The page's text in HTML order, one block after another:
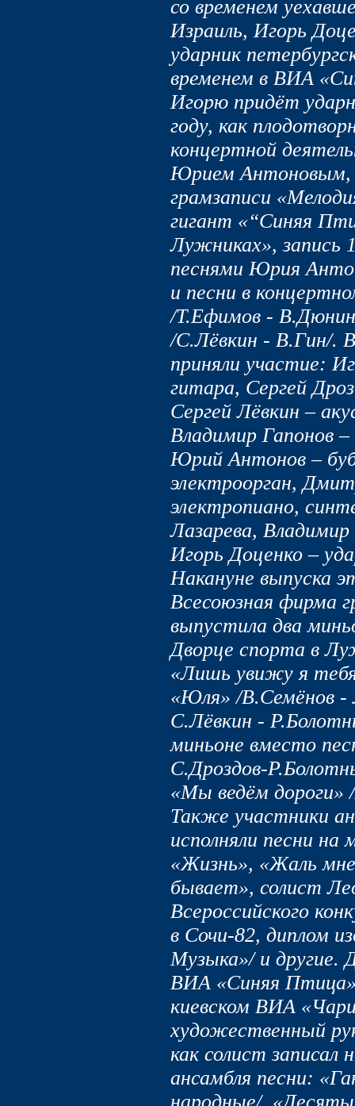
со временем
Израиль, Игорь
ударник
временем в ВИА
Игорю придёт
году, как
концертной
Юрием Антоновым,
грамзаписи
гигант «“Синяя
Лужниках», запись
песнями Юрия
и песни в
/Т.Ефимов -
/С.Лёвкин - В.Гин/.
приняли участие:
гитара, Сергей
Сергей Лёвкин –
Владимир Гапонов
Юрий Антонов – бубен, стрингс, электропиано, электроорган, Дмитрий Галицкий – стрингс, электропиано, синтезатор, вокал, Светлана Лазарева, Владимир Преображенский – вокал, Игорь Доценко – ударные инструменты. Накануне выпуска этого диска-гиганта Всесоюзная фирма грамзаписи «Мелодия» выпустила два миньона «“Синяя Птица” во Дворце спорта в Лужниках» /1982г/ с песнями: «Лишь увижу я тебя» /С.Дроздов - Р.Болотный/, «Юля» /В.Семёнов - Л.Федин/, «Марья» /С.Лёвкин - Р.Болотный/, только вот на втором миньоне вместо песни «Лишь увижу я тебя» /С.Дроздов-Р.Болотный/ включена была песня «Мы ведём дороги» /Я.Френкель - В.Харитонов/. Также участники ансамбля на концертах исполняли песни на музыку Юрия Антонова: «Жизнь», «Жаль мне, конечно», «Вот, как бывает», солист Леонард Арсланьян /лауреат Всероссийского конкурса патриотической песни в Сочи-82, диплом издательства «Советская Музыка»/ и другие. До выступления на сцене с ВИА «Синяя Птица», Леонард работал в киевском ВИА «Чаривни Гитары», художественный руководитель Борис Волгин и как солист записал на два первых миньона ансамбля песни: «Ганка» /В.Азагян-слова народные/, «Десятый класс» /Б.Монастырский - Ю.Рыбчинский/, «Киянко мила» /А.Екимян - В.Кудрявцев/ и другие. Также многие слушатели помнят в его исполнении песню «Мне теперь всё равно» /А.Шульга - Л.Дербенёв/. В своём сценическом творчестве ансамбль сотрудничал с артистами Михаилом Боярским, Людмилой Сенчиной и другими. Очередная моя встреча с творчеством легендарного ансамбля состоялась в ленинградском ДК Газа. На концерте прозвучали песни из альбома «Моя любовь жива», и которые впоследствии войдут в альбомы «Осенний этюд» и «Подземный переход». С 1984 года в ансамбле по 1985 год работал певец Николай Парфенюк /экс-группа «Золотая Середина»/, который записал песню «Не уходи» /Р.Болотный-В.Дюнин/, в последствии перешедший в группу «Аракс». В 1985 году ВИА «Синяя Птица» участвует в XII Международном фестивале молодёжи и студентов в Москве. В середине 80-х годов в ВИА «Синяя Птица» работал и ленинградский композитор Сергей Касторский – клавишные инструменты, который записал в ансамбле свою песню «Ты сказала “Нет”» на слова поэта Михаила Рябинина. В 1986 году музыканты принимали участие в фестивале «Рок в борьбе за мир», который состоялся в городе Соколово в Чехословакии. В этом году на Всесоюзной фирме грамзаписи «Мелодия» вышел диск-гигант «Осенний этюд» ВИА «Синяя Птица» с песнями: «Ушло наше лето /Р.Болотный - Л.Федин/, солист Дмитрий Галицкий, «Не уходи» /М.Болотный - В.Дюнин/, солист Николай Парфенюк, «Твой сон» /Р.Болотный - И.Лазаревский/, солист Дмитрий Галицкий, «И вас прошу об этом» /С.Дроздов - С.Осиашвили/, солист Сергей Дроздов, «Что же ты молчишь» /И.Крутой - А.Жигарев, С.Алиханов/, солисты Светлана Лазарева и Сергей Лёвкин, «Мальчик с одуванчиками» /С.Дроздов, Д.Галицкий - С.Осиашвили/, «Со скоростью света» /Т.Ефимов - Д.Усманов/, «День, как день» /М.Болотный - О.Жуков/, «Осенний этюд» /С.Левкин - Р.Болотный/, солистка Ирина Отиева, «Листопад» /Д.Галицкий - С.Капутикян, перевод Е.Николаевской/, солист Дмитрий Галицкий. Отмечу, что эстрадная певица Ирина Отиева специально была приглашена только на запись песни «Осенний этюд» Дмитрием Галицким. В это время ансамбль пополняется новым солистом Валерием Ющенко. В 1987 году ансамбль «Синяя Птица» участник фестиваля Советско-Индийской дружбы. Всё время своего творчества на эстраде коллектив много выступает перед своим зрителем. Их гастрольный тур пролегал через многие города Советского Союза, Афганистана, Африки, Индии, Вьетнама, Лаоса, Кампучии и других. Ежегодно ВИА «Синяя Птица» в преддверии Нового Года давал свои праздничные концерты перед москвичами в ГКЗ «Россия» и Лужниках. Всесоюзная фирма грамзаписи «Мелодия» выпускает очередной диск-гигант «Подземный переход». С 1988 года в ансамбле работал солист Евгений Воинов, записавший альбом «Здравствуй и прощай». По 1991 год включительно участником ансамбля был Валентин Барков – бас-гитара, вокал. В 1988 году на Всесоюзной фирме грамзаписи «Мелодия» ВИА «Синяя Птица» записала свой последний виниловый диск-гигант «Белый причал».